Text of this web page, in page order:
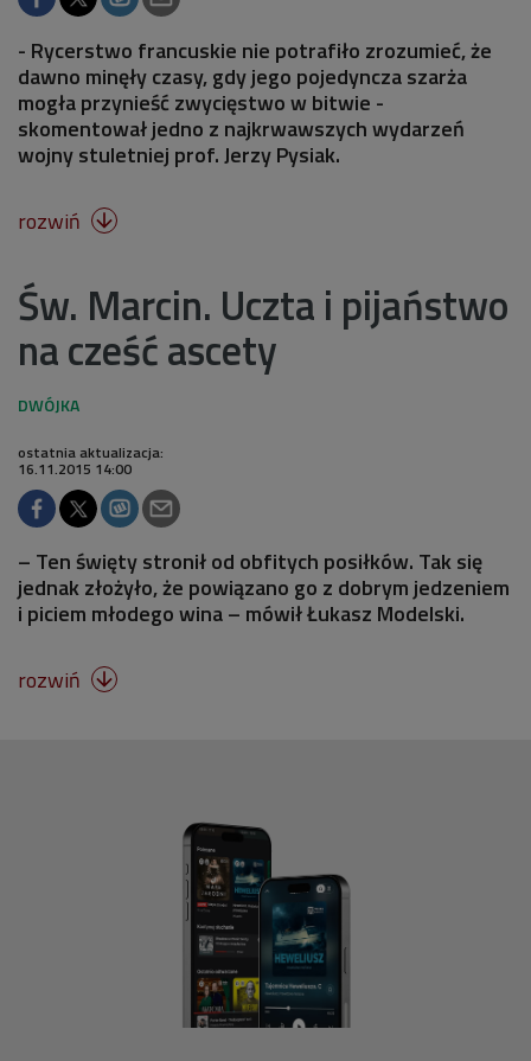
- Rycerstwo francuskie nie potrafiło zrozumieć, że
dawno minęły czasy, gdy jego pojedyncza szarża
mogła przynieść zwycięstwo w bitwie -
skomentował jedno z najkrwawszych wydarzeń
wojny stuletniej prof. Jerzy Pysiak.
rozwiń 
Św. Marcin. Uczta i pijaństwo
na cześć ascety
ostatnia aktualizacja:
16.11.2015 14:00
– Ten święty stronił od obfitych posiłków. Tak się
jednak złożyło, że powiązano go z dobrym jedzeniem
i piciem młodego wina – mówił Łukasz Modelski.
rozwiń 